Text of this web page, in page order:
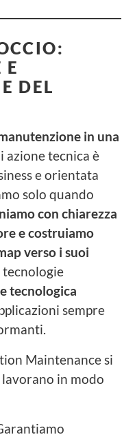
E
DEL
in una
azione tecnica è
e orientata
solo quando
con chiarezza
e costruiamo
verso i suoi
tecnologica
sempre
Maintenance si
in modo